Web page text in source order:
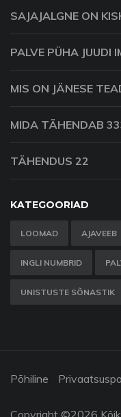
SAJAJALGNE ON
PALVE PÜHA JUUDI
MIS ON JÄNESE
MIDA TÄHENDAB
TÄHENDUS 22
KATEGOORIAD
LOOMAD AJAVEEB
INGLI NUMBRID
UNISTUSTE SÕNASTIK
Põhiline